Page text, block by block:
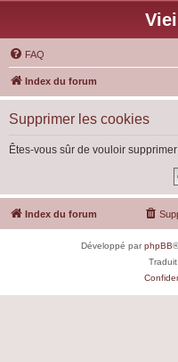
FAQ
Index du forum
Supprimer les cookies
Êtes-vous sûr de vouloir
Index du forum
Développé parphpBB